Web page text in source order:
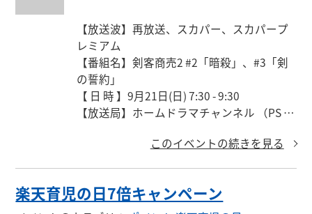
【放送波】再放送、スカパー、スカパープ
レミアム
【番組名】剣客商売2 #2「暗殺」、#3「剣
の誓約」
【 日 時 】9月21日(日) 7:30 - 9:30
【放送局】ホームドラマチャンネル （PS 66
【出演者】藤田まこと 渡部篤郎 大路恵美 小
このイベントの続きを見る
楽天育児の日7倍キャンペーン